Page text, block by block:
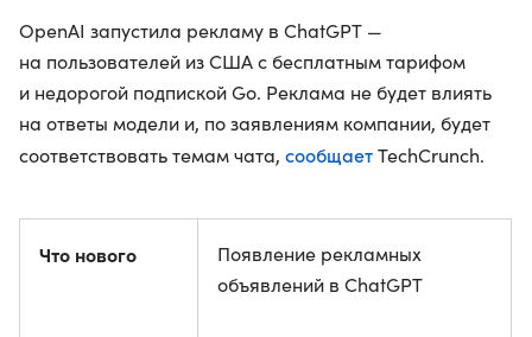
OpenAI запустила рекламу в ChatGPT —
на пользователей из США с бесплатным тарифом
и недорогой подпиской Go. Реклама не будет влиять
на ответы модели и, по заявлениям компании, будет
соответствовать темам чата, сообщаетTechCrunch.
Что нового
Появление рекламных
объявлений в ChatGPT